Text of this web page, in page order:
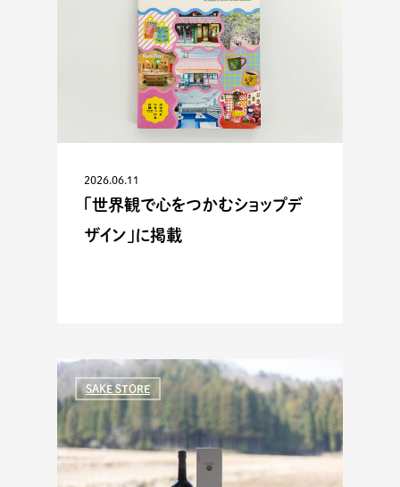
2026.06.11
「世界観で心をつかむショップデ
ザイン」に掲載
SAKE STORE